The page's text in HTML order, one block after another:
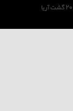
20 گشت آریا